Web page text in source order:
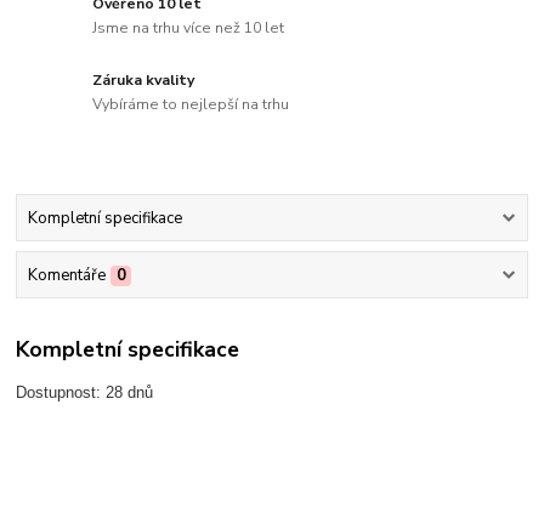
Jsme na trhu více než 10 let
Záruka kvality
Vybíráme to nejlepší na trhu
Kompletní specifikace
Komentáře 0
Kompletní specifikace
Dostupnost: 28 dnů